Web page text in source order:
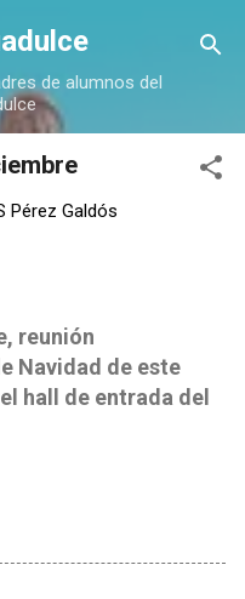
de alumnos del
Pérez Galdós
reunión
Navidad de este
hall de entrada del